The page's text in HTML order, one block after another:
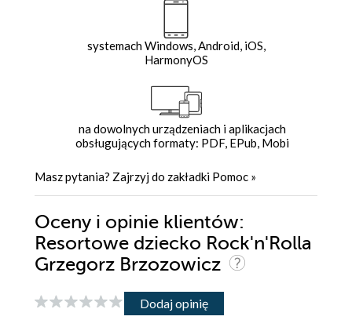
systemach Windows, Android, iOS,
HarmonyOS
na dowolnych urządzeniach i aplikacjach
obsługujących formaty: PDF, EPub, Mobi
Masz pytania? Zajrzyj do zakładki Pomoc »
Oceny i opinie klientów:
Resortowe dziecko Rock'n'Rolla
Grzegorz Brzozowicz
Dodaj opinię